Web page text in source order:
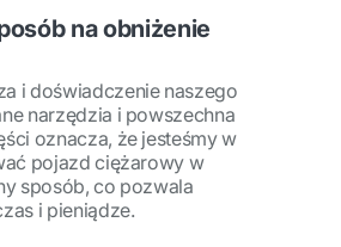
na obniżenie
i doświadczenie naszego
narzędzia i powszechna
oznacza, że jesteśmy w
pojazd ciężarowy w
sposób, co pozwala
i pieniądze.